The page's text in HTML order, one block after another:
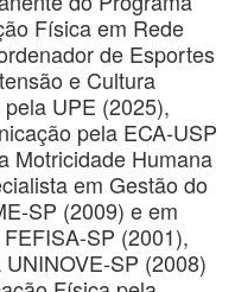
Física em Rede
de Esportes
e Cultura
UPE (2025),
pela ECA-USP
Motricidade Humana
em Gestão do
SP (2009) e em
SP (2001),
SP (2008)